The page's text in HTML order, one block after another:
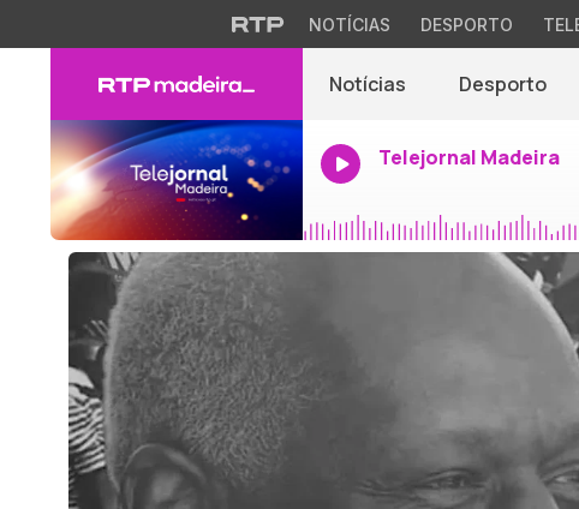
NOTÍCIAS DESPORTO
Notícias Desporto
Telejornal Madeira